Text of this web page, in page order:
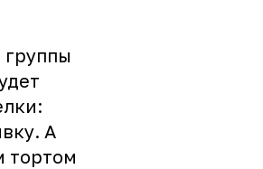
А
тортом